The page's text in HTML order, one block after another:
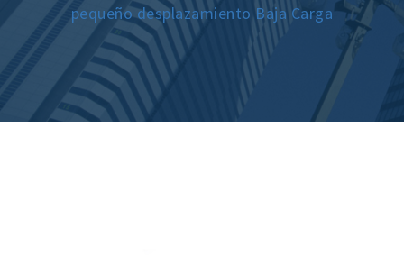
pequeño desplazamiento Baja Carga